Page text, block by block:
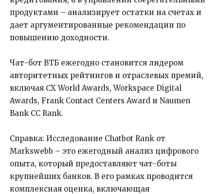
продуктами – анализирует остатки на счетах и
дает аргументированные рекомендации по
повышению доходности.
Чат-бот ВТБ ежегодно становится лидером
авторитетных рейтингов и отраслевых премий,
включая CX World Awards, Workspace Digital
Awards, Frank Contact Centers Award и Naumen
Bank CC Rank.
Справка: Исследование Chatbot Rank от
Markswebb – это ежегодный анализ цифрового
опыта, который предоставляют чат-боты
крупнейших банков. В его рамках проводится
комплексная оценка, включающая